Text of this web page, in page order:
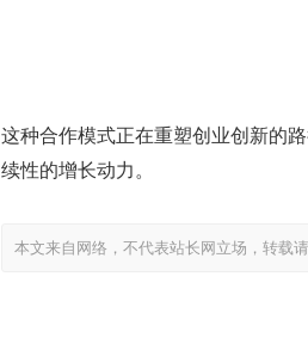
这种合作模式正在重塑创业创新的
续性的增长动力。
本文来自网络，不代表站长网立场，转载请